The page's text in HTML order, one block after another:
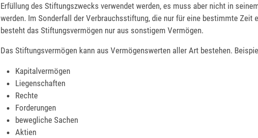
Erfüllung des Stiftungszwecks verwendet werden, es muss aber nicht in
werden. Im Sonderfall der Verbrauchsstiftung, die nur für eine bestimmte Zeit
besteht das Stiftungsvermögen nur aus sonstigem Vermögen.
Das Stiftungsvermögen kann aus Vermögenswerten aller Art bestehen.
Kapitalvermögen
Liegenschaften
Rechte
Forderungen
bewegliche Sachen
Aktien